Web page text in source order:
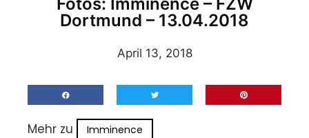
Dortmund – 13.04.2018
April 13, 2018
Mehr zu Imminence